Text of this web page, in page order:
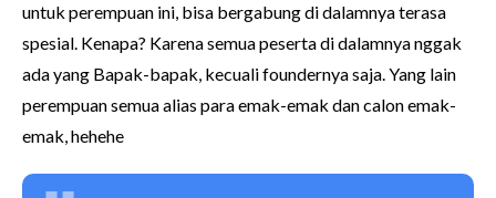
untuk perempuan ini, bisa bergabung di dalamnya terasa
spesial. Kenapa? Karena semua peserta di dalamnya nggak
ada yang Bapak-bapak, kecuali foundernya saja. Yang lain
perempuan semua alias para emak-emak dan calon emak-
emak, hehehe